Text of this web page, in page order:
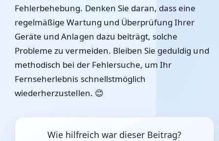
Fehlerbehebung. Denken Sie daran, dass eine
regelmäßige Wartung und Überprüfung Ihrer
Geräte und Anlagen dazu beiträgt, solche
Probleme zu vermeiden. Bleiben Sie geduldig und
methodisch bei der Fehlersuche, um Ihr
Fernseherlebnis schnellstmöglich
wiederherzustellen. 😊
Wie hilfreich war dieser Beitrag?